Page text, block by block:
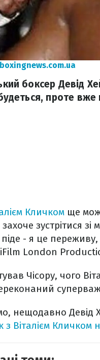
boxingnews.com.ua
боксер Девід
проте
Кличком ще
зустрітися
- я це
London
Чісору, чого
нещодавно Девід
з Віталієм Кличком